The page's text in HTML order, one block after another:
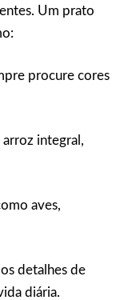
Um prato
procure cores
integral,
aves,
detalhes de
diária.